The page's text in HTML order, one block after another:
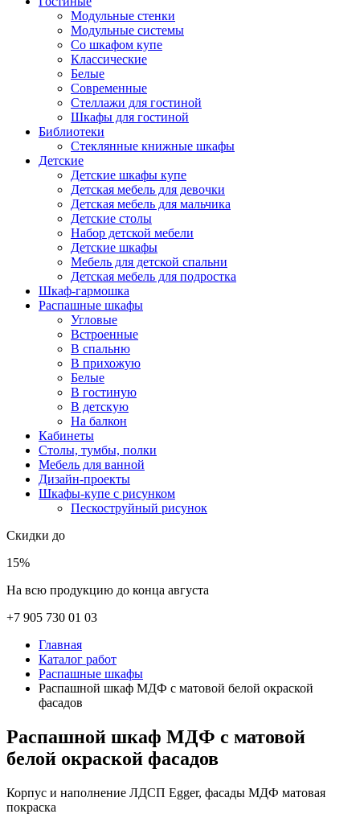
Модульные стенки
Модульные системы
Со шкафом купе
Классические
Белые
Современные
Стеллажи для гостиной
Шкафы для гостиной
Библиотеки
Стеклянные книжные шкафы
Детские
Детские шкафы купе
Детская мебель для девочки
Детская мебель для мальчика
Детские столы
Набор детской мебели
Детские шкафы
Мебель для детской спальни
Детская мебель для подростка
Шкаф-гармошка
Распашные шкафы
Угловые
Встроенные
В спальню
В прихожую
Белые
В гостиную
В детскую
На балкон
Кабинеты
Столы, тумбы, полки
Мебель для ванной
Дизайн-проекты
Шкафы-купе с рисунком
Пескоструйный рисунок
Скидки до
15%
На всю продукцию до конца августа
+7 905 730 01 03
Главная
Каталог работ
Распашные шкафы
Распашной шкаф МДФ с матовой белой окраской
фасадов
Распашной шкаф МДФ с матовой
белой окраской фасадов
Корпус и наполнение ЛДСП Egger, фасады МДФ матовая
покраска